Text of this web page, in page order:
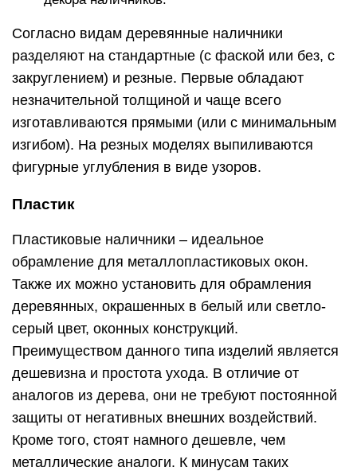
Согласно видам деревянные наличники
разделяют на стандартные (с фаской или без, с
закруглением) и резные. Первые обладают
незначительной толщиной и чаще всего
изготавливаются прямыми (или с минимальным
изгибом). На резных моделях выпиливаются
фигурные углубления в виде узоров.
Пластик
Пластиковые наличники – идеальное
обрамление для металлопластиковых окон.
Также их можно установить для обрамления
деревянных, окрашенных в белый или светло-
серый цвет, оконных конструкций.
Преимуществом данного типа изделий является
дешевизна и простота ухода. В отличие от
аналогов из дерева, они не требуют постоянной
защиты от негативных внешних воздействий.
Кроме того, стоят намного дешевле, чем
металлические аналоги. К минусам таких